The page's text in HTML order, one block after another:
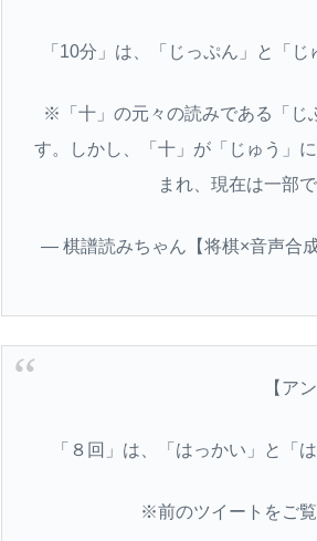
「10分」は、「じっぷん」と「
※「十」の元々の読みである「じ
す。しかし、「十」が「じゅう」
まれ、現在は一部
— 棋譜読みちゃん【将棋×音声合
【ア
「８回」は、「はっかい」と「
※前のツイートをご